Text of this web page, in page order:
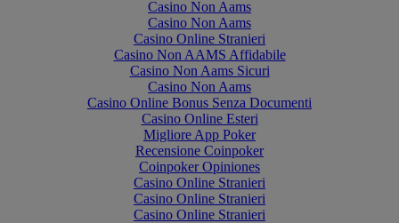
Casino Non Aams
Casino Non Aams
Casino Online Stranieri
Casino Non AAMS Affidabile
Casino Non Aams Sicuri
Casino Non Aams
Casino Online Bonus Senza Documenti
Casino Online Esteri
Migliore App Poker
Recensione Coinpoker
Coinpoker Opiniones
Casino Online Stranieri
Casino Online Stranieri
Casino Online Stranieri